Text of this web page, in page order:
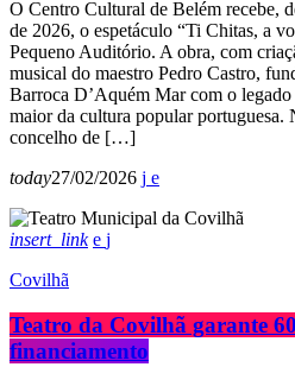
O Centro Cultural de Belém recebe,
de 2026, o espetáculo “Ti Chitas, a
Pequeno Auditório. A obra, com
musical do maestro Pedro Castro,
Barroca D’Aquém Mar com o
maior da cultura popular portuguesa.
concelho de […]
today27/02/2026
insert_link
Covilhã
Teatro da Covilhã garante
financiamento